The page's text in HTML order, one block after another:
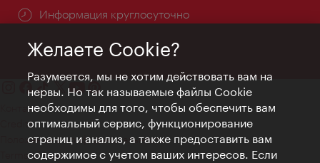
Информация круглосуточно
Контакт
Credits
Положение о конфиденциальности
Terms of Use
Желаете Cookie?
Разумеется, мы не хотим действовать вам на
нервы. Но так называемые файлы Cookie
необходимы для того, чтобы обеспечить вам
оптимальный сервис, функционирование
страниц и анализ, а также предоставить вам
содержимое с учетом ваших интересов. Если